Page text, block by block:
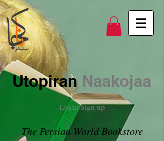
Utopiran Naakojaa
Login/Sign up
The Persian World Bookstore